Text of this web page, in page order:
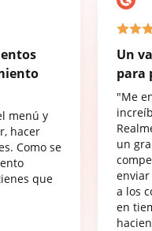
menú y
hacer
Como se
que
Un
para
"Me
un
a los
en